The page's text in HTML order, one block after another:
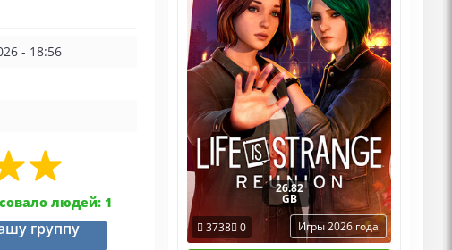
- 18:56
людей: 1
группу
Пиратка Portable + All
DLCs
26.82
GB
3738 0 Игры 2026 года